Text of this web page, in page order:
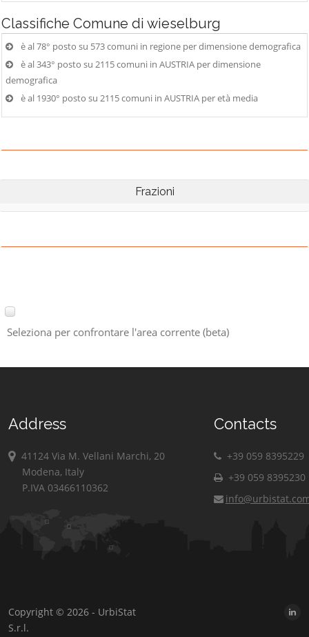
Classifiche Comune di wieselburg
è al 78° posto su 573 comuni in regione per dimensione demografica
è al 343° posto su 2115 comuni in AUSTRIA per dimensione
demografica
è al 1930° posto su 2115 comuni in AUSTRIA per età media
Frazioni
Seleziona per confrontare l'area corrente (beta)
Address
41124 Via M. Vellani Marchi, 20
Modena, Italy
P.IVA 03466110362
Contacts
+39 059 8395229
+39 059 8395230
Copyright © 2026 - UrbiStat
S.r.l.